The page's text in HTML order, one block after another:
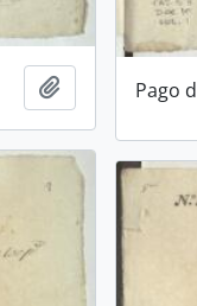
Añadir alPago